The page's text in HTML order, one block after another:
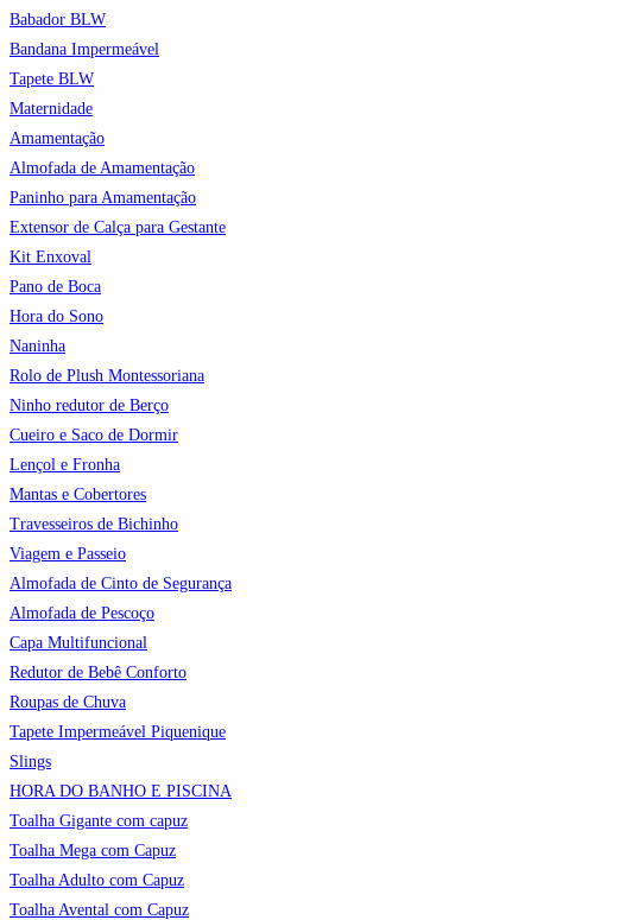
Babador BLW
Bandana Impermeável
Tapete BLW
Maternidade
Amamentação
Almofada de Amamentação
Paninho para Amamentação
Extensor de Calça para Gestante
Kit Enxoval
Pano de Boca
Hora do Sono
Naninha
Rolo de Plush Montessoriana
Ninho redutor de Berço
Cueiro e Saco de Dormir
Lençol e Fronha
Mantas e Cobertores
Travesseiros de Bichinho
Viagem e Passeio
Almofada de Cinto de Segurança
Almofada de Pescoço
Capa Multifuncional
Redutor de Bebê Conforto
Roupas de Chuva
Tapete Impermeável Piquenique
Slings
HORA DO BANHO E PISCINA
Toalha Gigante com capuz
Toalha Mega com Capuz
Toalha Adulto com Capuz
Toalha Avental com Capuz